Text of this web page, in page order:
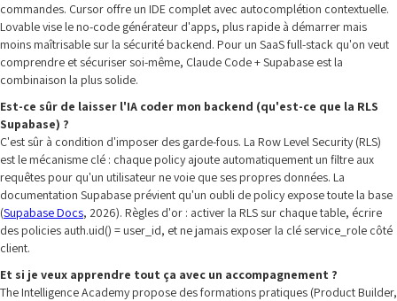
commandes. Cursor offre un IDE complet avec autocomplétion contextuelle.
Lovable vise le no-code générateur d'apps, plus rapide à démarrer mais
moins maîtrisable sur la sécurité backend. Pour un SaaS full-stack qu'on veut
comprendre et sécuriser soi-même, Claude Code + Supabase est la
combinaison la plus solide.
Est-ce sûr de laisser l'IA coder mon backend (qu'est-ce que la RLS
Supabase) ?
C'est sûr à condition d'imposer des garde-fous. La Row Level Security (RLS)
est le mécanisme clé : chaque policy ajoute automatiquement un filtre aux
requêtes pour qu'un utilisateur ne voie que ses propres données. La
documentation Supabase prévient qu'un oubli de policy expose toute la base
(Supabase Docs, 2026). Règles d'or : activer la RLS sur chaque table, écrire
des policies auth.uid() = user_id, et ne jamais exposer la clé service_role côté
client.
Et si je veux apprendre tout ça avec un accompagnement ?
The Intelligence Academy propose des formations pratiques (Product Builder,